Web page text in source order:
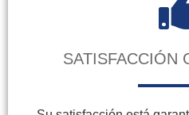
SATISFACCIÓN